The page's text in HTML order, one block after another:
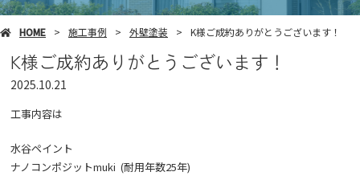
HOME 施工事例 外壁塗装 K様ご成約ありがとうございます！
K様ご成約ありがとうございます！
2025.10.21
工事内容は
水谷ペイント
ナノコンポジットmuki (耐用年数25年)